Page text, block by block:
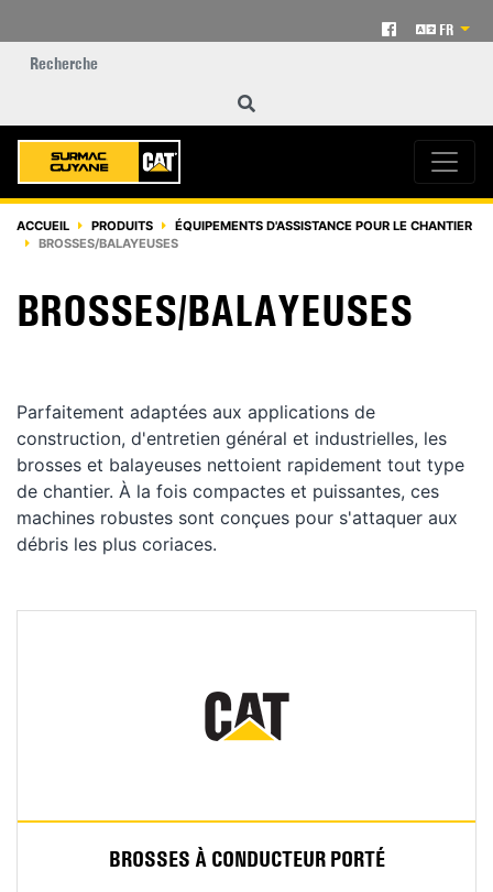
FR
ACCUEIL PRODUITS
ÉQUIPEMENTS D'ASSISTANCE POUR LE CHANTIER
BROSSES/BALAYEUSES
BROSSES/BALAYEUSES
Parfaitement adaptées aux applications de
construction, d'entretien général et industrielles, les
brosses et balayeuses nettoient rapidement tout type
de chantier. À la fois compactes et puissantes, ces
machines robustes sont conçues pour s'attaquer aux
débris les plus coriaces.
BROSSES À CONDUCTEUR PORTÉ